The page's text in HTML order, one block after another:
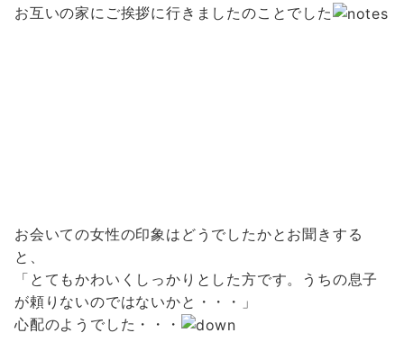
お互いの家にご挨拶に行きましたのことでした
お会いての女性の印象はどうでしたかとお聞きする
と、
「とてもかわいくしっかりとした方です。うちの息子
が頼りないのではないかと・・・」
心配のようでした・・・